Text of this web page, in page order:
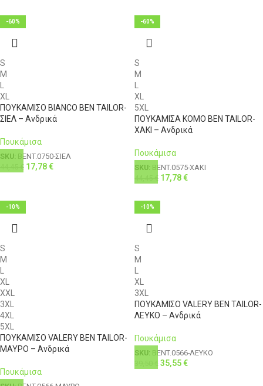
-60%
S
M
XL
ΠΟΥΚΑΜΙΣΟ BIANCO BEN TAILOR-
ΣΙΕΛ – Ανδρικά
Πουκάμισα
SKU: BENT.0750-ΣΙΕΛ
€ 17,78€
-60%
S
M
XL
5XL
ΠΟΥΚΑΜΙΣΑ KOMO BEN TAILOR-
ΧΑΚΙ – Ανδρικά
Πουκάμισα
SKU: BENT.0575-ΧΑΚΙ
€ 17,78€
-10%
S
M
XL
XXL
3XL
4XL
5XL
ΠΟΥΚΑΜΙΣΟ VALERY BEN TAILOR-
ΜΑΥΡΟ – Ανδρικά
Πουκάμισα
-10%
S
M
XL
3XL
ΠΟΥΚΑΜΙΣΟ VALERY BEN TAILOR-
ΛΕΥΚΟ – Ανδρικά
Πουκάμισα
SKU: BENT.0566-ΛΕΥΚΟ
€ 35,55€